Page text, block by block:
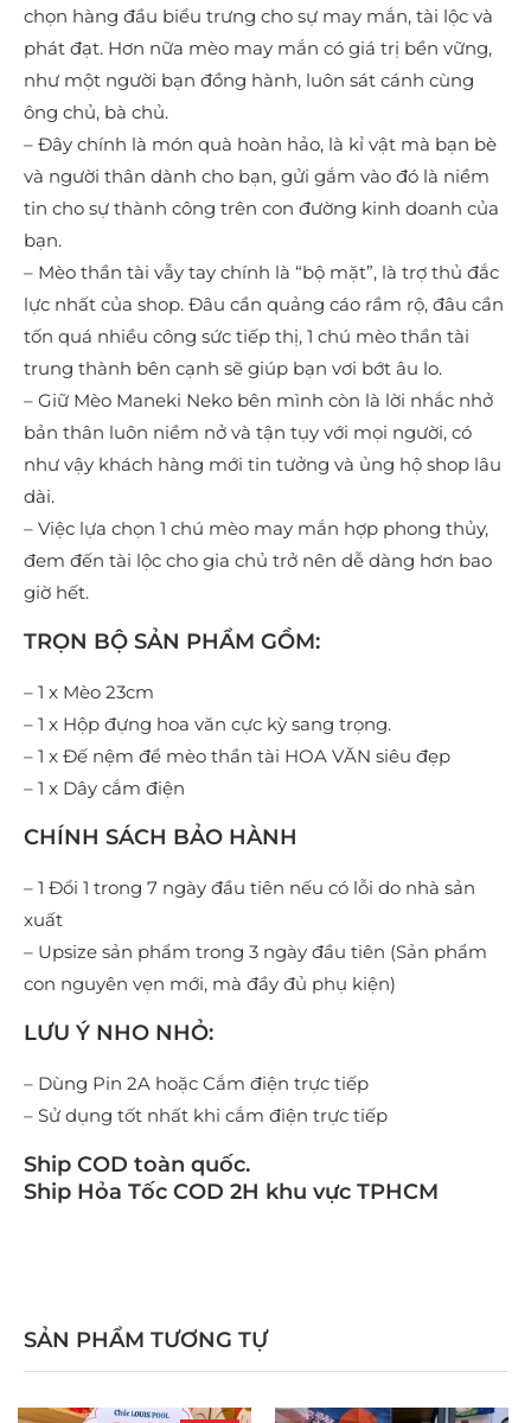
chọn hàng đầu biểu trưng cho sự may mắn, tài lộc và
phát đạt. Hơn nữa mèo may mắn có giá trị bền vững,
như một người bạn đồng hành, luôn sát cánh cùng
ông chủ, bà chủ.
– Đây chính là món quà hoàn hảo, là kỉ vật mà bạn bè
và người thân dành cho bạn, gửi gắm vào đó là niềm
tin cho sự thành công trên con đường kinh doanh của
bạn.
– Mèo thần tài vẫy tay chính là “bộ mặt”, là trợ thủ đắc
lực nhất của shop. Đâu cần quảng cáo rầm rộ, đâu cần
tốn quá nhiều công sức tiếp thị, 1 chú mèo thần tài
trung thành bên cạnh sẽ giúp bạn vơi bớt âu lo.
– Giữ Mèo Maneki Neko bên mình còn là lời nhắc nhở
bản thân luôn niềm nở và tận tụy với mọi người, có
như vậy khách hàng mới tin tưởng và ủng hộ shop lâu
dài.
– Việc lựa chọn 1 chú mèo may mắn hợp phong thủy,
đem đến tài lộc cho gia chủ trở nên dễ dàng hơn bao
giờ hết.
TRỌN BỘ SẢN PHẨM GỒM:
– 1 x Mèo 23cm
– 1 x Hộp đựng hoa văn cực kỳ sang trọng.
– 1 x Đế nệm để mèo thần tài HOA VĂN siêu đẹp
– 1 x Dây cắm điện
CHÍNH SÁCH BẢO HÀNH
– 1 Đổi 1 trong 7 ngày đầu tiên nếu có lỗi do nhà sản
xuất
– Upsize sản phẩm trong 3 ngày đầu tiên (Sản phẩm
con nguyên vẹn mới, mà đầy đủ phụ kiện)
LƯU Ý NHO NHỎ:
– Dùng Pin 2A hoặc Cắm điện trực tiếp
– Sử dụng tốt nhất khi cắm điện trực tiếp
Ship COD toàn quốc.
Ship Hỏa Tốc COD 2H khu vực TPHCM
SẢN PHẨM TƯƠNG TỰ